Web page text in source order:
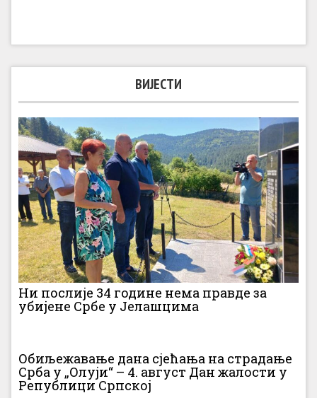
ВИЈЕСТИ
Ни послије 34 године нема правде за
убијене Србе у Јелашцима
Обиљежавање дана сјећања на страдање
Срба у „Олуји“ – 4. август Дан жалости у
Републици Српској